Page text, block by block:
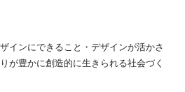
インにできること・デザインが活かさ
が豊かに創造的に生きられる社会づく